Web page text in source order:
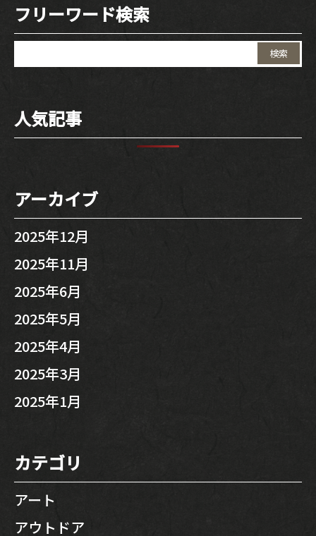
フリーワード検索
人気記事
アーカイブ
2025年12月
2025年11月
2025年6月
2025年5月
2025年4月
2025年3月
2025年1月
カテゴリ
アート
アウトドア